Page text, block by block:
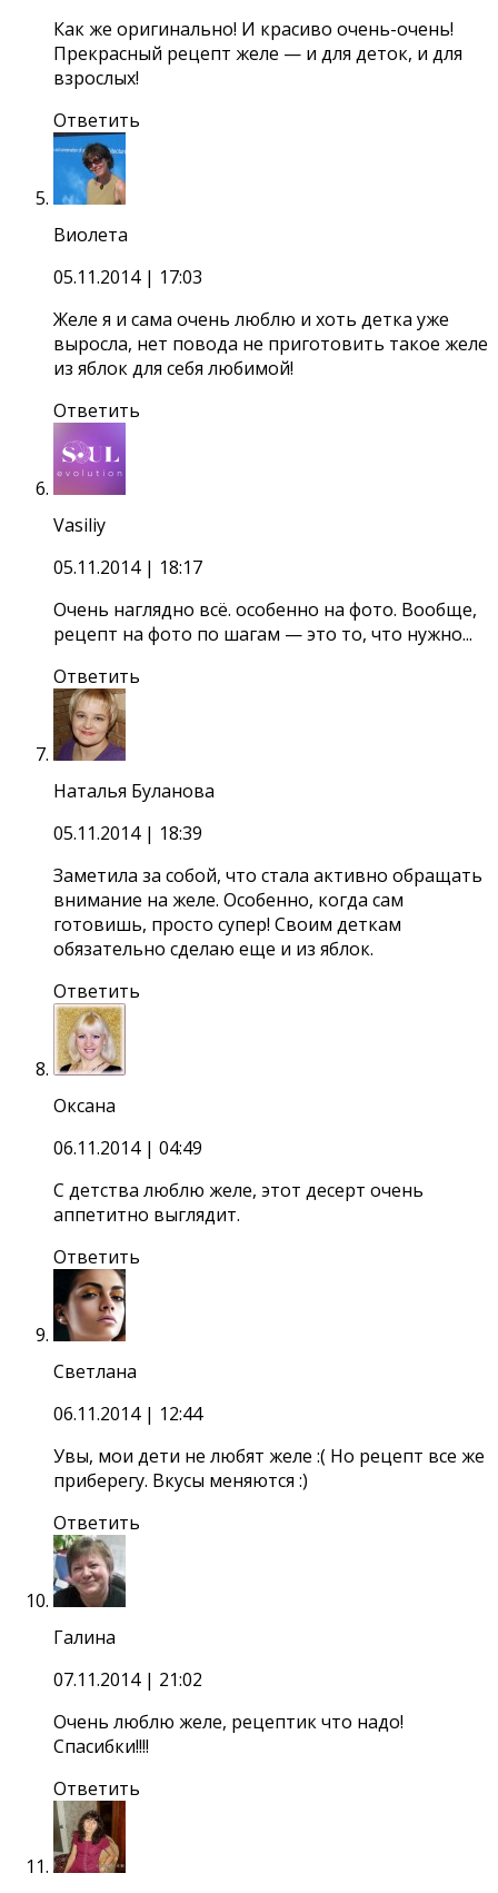
Как же оригинально! И красиво очень-очень!
Прекрасный рецепт желе — и для деток, и для
взрослых!
Ответить
Виолета
05.11.2014 | 17:03
Желе я и сама очень люблю и хоть детка уже
выросла, нет повода не приготовить такое желе
из яблок для себя любимой!
Ответить
Vasiliy
05.11.2014 | 18:17
Очень наглядно всё. особенно на фото. Вообще,
рецепт на фото по шагам — это то, что нужно...
Ответить
Наталья Буланова
05.11.2014 | 18:39
Заметила за собой, что стала активно обращать
внимание на желе. Особенно, когда сам
готовишь, просто супер! Своим деткам
обязательно сделаю еще и из яблок.
Ответить
Оксана
06.11.2014 | 04:49
С детства люблю желе, этот десерт очень
аппетитно выглядит.
Ответить
Светлана
06.11.2014 | 12:44
Увы, мои дети не любят желе :( Но рецепт все же
приберегу. Вкусы меняются :)
Ответить
Галина
07.11.2014 | 21:02
Очень люблю желе, рецептик что надо!
Спасибки!!!!
Ответить